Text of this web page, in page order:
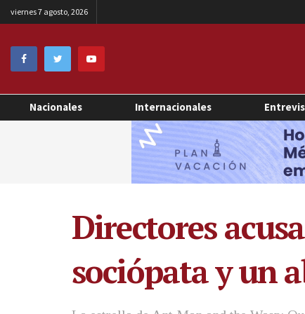
viernes 7 agosto, 2026
Nacionales Internacionales
Directores
sociópata y un